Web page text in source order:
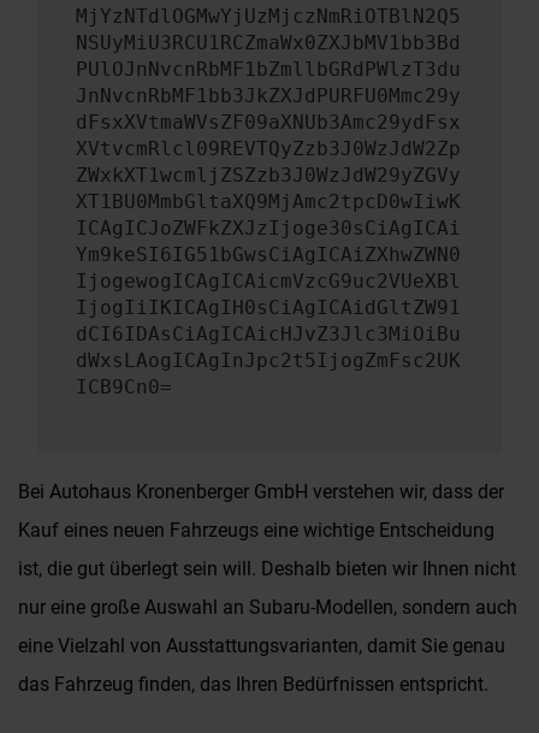
MjYzNTdlOGMwYjUzMjczNmRiOTBlN2Q5
NSUyMiU3RCU1RCZmaWx0ZXJbMV1bb3Bd
PUlOJnNvcnRbMF1bZmllbGRdPWlzT3du
JnNvcnRbMF1bb3JkZXJdPURFU0Mmc29y
dFsxXVtmaWVsZF09aXNUb3Amc29ydFsx
XVtvcmRlcl09REVTQyZzb3J0WzJdW2Zp
ZWxkXT1wcmljZSZzb3J0WzJdW29yZGVy
XT1BU0MmbGltaXQ9MjAmc2tpcD0wIiwK
ICAgICJoZWFkZXJzIjoge30sCiAgICAi
Ym9keSI6IG51bGwsCiAgICAiZXhwZWN0
IjogewogICAgICAicmVzcG9uc2VUeXBl
IjogIiIKICAgIH0sCiAgICAidGltZW91
dCI6IDAsCiAgICAicHJvZ3Jlc3MiOiBu
dWxsLAogICAgInJpc2t5IjogZmFsc2UK
ICB9Cn0=
Bei Autohaus Kronenberger GmbH verstehen wir, dass der
Kauf eines neuen Fahrzeugs eine wichtige Entscheidung
ist, die gut überlegt sein will. Deshalb bieten wir Ihnen nicht
nur eine große Auswahl an Subaru-Modellen, sondern auch
eine Vielzahl von Ausstattungsvarianten, damit Sie genau
das Fahrzeug finden, das Ihren Bedürfnissen entspricht.